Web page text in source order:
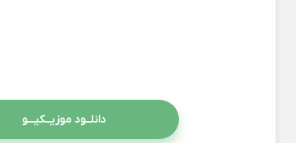
دانلــود موزیــکیـــو